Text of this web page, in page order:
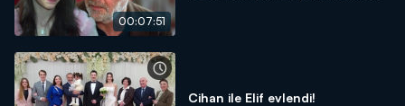
00:07:51
Cihan ile Elif evlendi!